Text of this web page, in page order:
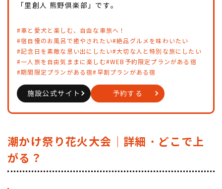
「里創人 熊野倶楽部」です。
#車と愛犬と楽しむ、自由な車旅へ！
#宿自慢のお風呂で癒やされたい#絶品グルメを味わいたい
#記念日を素敵な思い出にしたい#大切な人と特別な旅にしたい
#一人旅を自由気ままに楽しむ#WEB予約限定プランがある宿
#期間限定プランがある宿#早割プランがある宿
施設公式サイト 予約する
潮かけ祭り花火大会｜詳細・どこで上
がる？